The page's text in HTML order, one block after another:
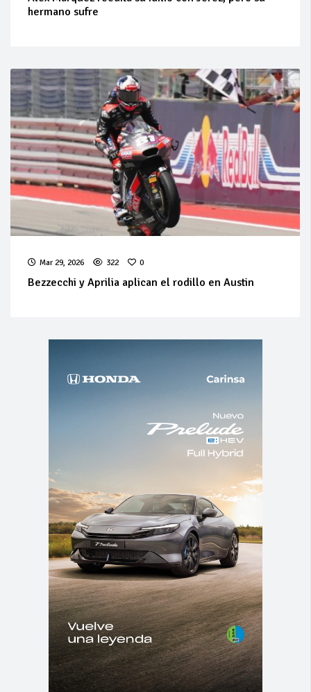
hermano sufre
Mar 29, 2026 322 0
Bezzecchi y Aprilia aplican el rodillo en Austin